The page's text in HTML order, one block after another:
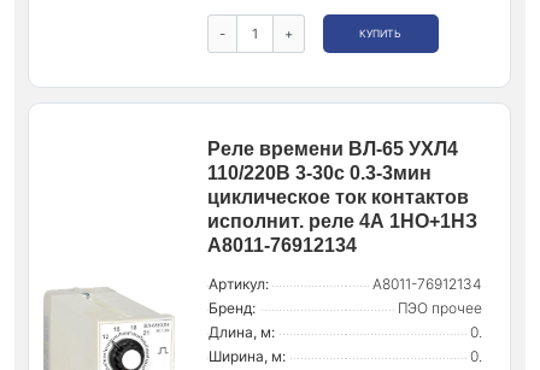
- + КУПИТЬ
Реле времени ВЛ-65 УХЛ4
110/220В 3-30с 0.3-3мин
циклическое ток контактов
исполнит. реле 4А 1НО+1НЗ
A8011-76912134
Артикул:
A8011-76912134
Бренд:
ПЭО прочее
Длина, м:
0.
Ширина, м:
0.